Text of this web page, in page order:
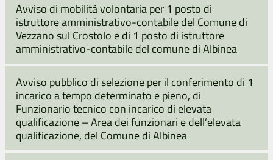
Avviso di mobilità volontaria per 1 posto di
istruttore amministrativo-contabile del Comune di
Vezzano sul Crostolo e di 1 posto di istruttore
amministrativo-contabile del comune di Albinea
Avviso pubblico di selezione per il conferimento di 1
incarico a tempo determinato e pieno, di
Funzionario tecnico con incarico di elevata
qualificazione – Area dei funzionari e dell’elevata
qualificazione, del Comune di Albinea